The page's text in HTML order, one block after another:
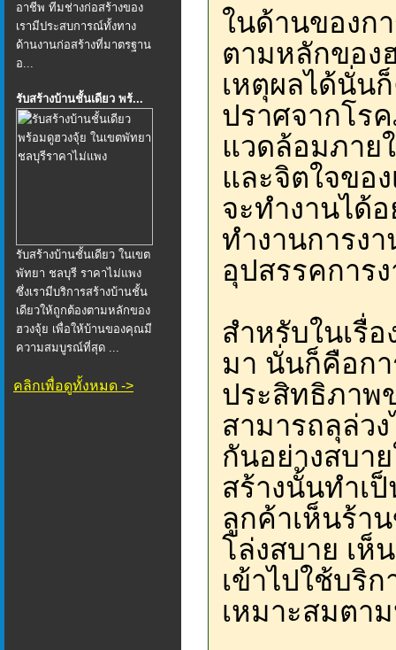
อาชีพ ทีมช่างก่อสร้างของ
เรามีประสบการณ์ทั้งทาง
ด้านงานก่อสร้างที่มาตรฐาน
อ...
รับสร้างบ้านชั้นเดียว พร้...
รับสร้างบ้านชั้นเดียว ในเขต
พัทยา ชลบุรี ราคาไม่แพง
ซึ่งเรามีบริการสร้างบ้านชั้น
เดียวให้ถูกต้องตามหลักของ
ฮวงจุ้ย เพื่อให้บ้านของคุณมี
ความสมบูรณ์ที่สุด ...
คลิกเพื่อดูทั้งหมด ->
ในด้านของก
ตามหลักของ
เหตุผลได้นั่น
ปราศจากโร
แวดล้อมภาย
และจิตใจขอ
จะทำงานได้
ทำงานการง
อุปสรรคการ
สำหรับในเรื่
มา นั่นก็คือกา
ประสิทธิภาพ
สามารถลุล่ว
กันอย่างสบา
สร้างนั้นทำเ
ลูกค้าเห็นร้า
โล่งสบาย เห็
เข้าไปใช้บริ
เหมาะสมตา